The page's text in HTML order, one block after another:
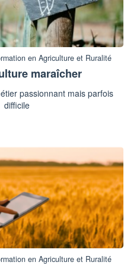
en Agriculture et Ruralité
maraîcher
passionnant mais parfois
difficile
en Agriculture et Ruralité